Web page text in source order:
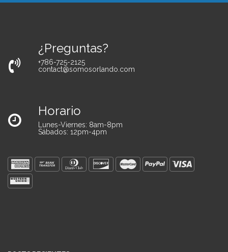
¿Preguntas?
+786-725-2125
contact@somosorlando.com
Horario
Lunes-Viernes: 8am-8pm
Sábados: 12pm-4pm